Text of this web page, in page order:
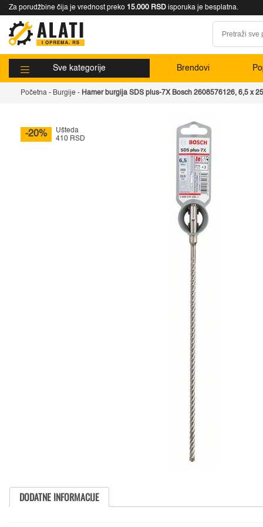
Za porudžbine čija je vrednost preko 15.000 RSD isporuka je besplatna.
Sve kategorije Brendovi
Početna - Burgije - Hamer burgija SDS plus-7X Bosch 2608576126, 6,5 x
-20%
Ušteda
410 RSD
DODATNE INFORMACIJE